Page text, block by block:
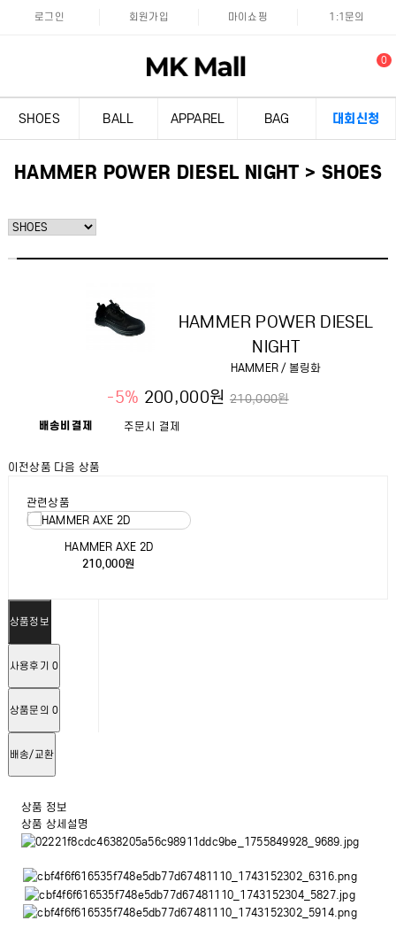
로그인 회원가입 마이쇼핑 1:1문의
0
SHOES BALL APPAREL BAG 대회신청
HAMMER POWER DIESEL NIGHT > SHOES
HAMMER POWER DIESEL
NIGHT
HAMMER / 볼링화
-5% 200,000원 210,000원
배송비결제 주문시 결제
이전상품 다음 상품
관련상품
HAMMER AXE 2D
210,000원
상품정보
사용후기0
상품문의0
배송/교환
상품 정보
상품 상세설명